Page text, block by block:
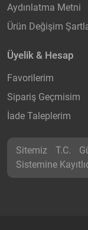
Aydınlatma Metni
Ürün Değişim
Üyelik & Hesap
Favorilerim
Sipariş Geçmisim
İade Taleplerim
Sitemiz T.C.
Sistemine